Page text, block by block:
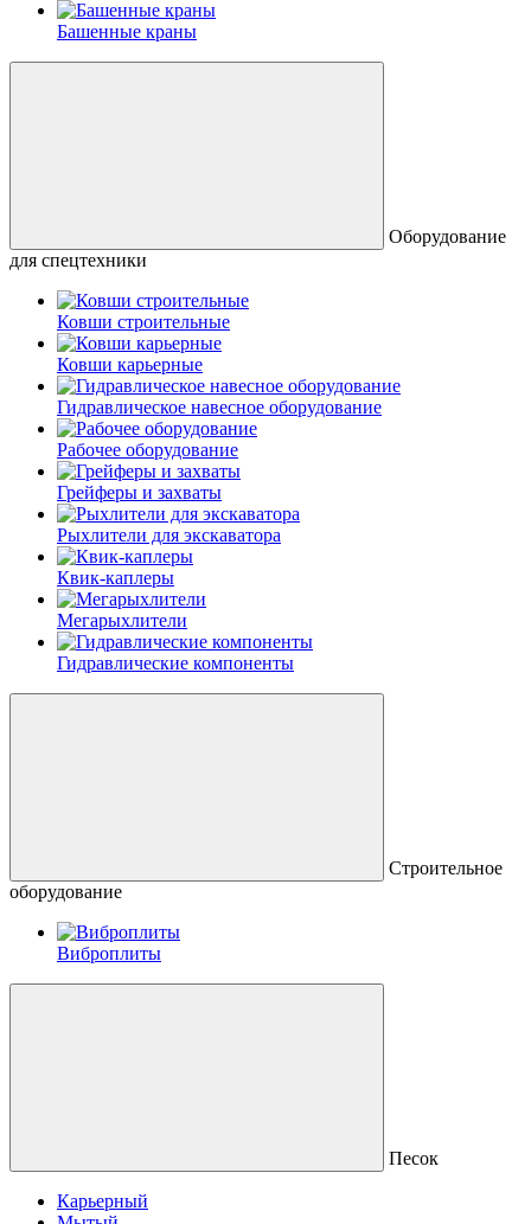
Башенные краны
Оборудование
для спецтехники
Ковши строительные
Ковши карьерные
Гидравлическое навесное оборудование
Рабочее оборудование
Грейферы и захваты
Рыхлители для экскаватора
Квик-каплеры
Мегарыхлители
Гидравлические компоненты
Строительное
оборудование
Виброплиты
Песок
Карьерный